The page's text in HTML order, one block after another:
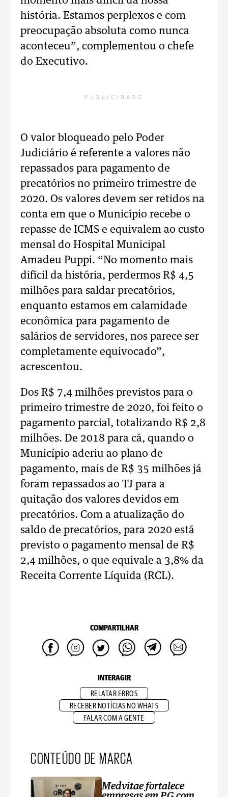
história. Estamos perplexos e com
preocupação absoluta como nunca
aconteceu”, complementou o chefe
do Executivo.
PUBLICIDADE
O valor bloqueado pelo Poder
Judiciário é referente a valores não
repassados para pagamento de
precatórios no primeiro trimestre de
2020. Os valores devem ser retidos na
conta em que o Município recebe o
repasse de ICMS e equivalem ao custo
mensal do Hospital Municipal
Amadeu Puppi. “No momento mais
difícil da história, perdermos R$ 4,5
milhões para saldar precatórios,
enquanto estamos em calamidade
econômica para pagamento de
salários de servidores, nos parece ser
completamente equivocado”,
acrescentou.
Dos R$ 7,4 milhões previstos para o
primeiro trimestre de 2020, foi feito o
pagamento parcial, totalizando R$ 2,8
milhões. De 2018 para cá, quando o
Município aderiu ao plano de
pagamento, mais de R$ 35 milhões já
foram repassados ao TJ para a
quitação dos valores devidos em
precatórios. Com a atualização do
saldo de precatórios, para 2020 está
previsto o pagamento mensal de R$
2,4 milhões, o que equivale a 3,8% da
Receita Corrente Líquida (RCL).
COMPARTILHAR
INTERAGIR
RELATAR ERROS
RECEBER NOTÍCIAS NO WHATS
FALAR COM A GENTE
CONTEÚDO DE MARCA
Medvitae fortalece